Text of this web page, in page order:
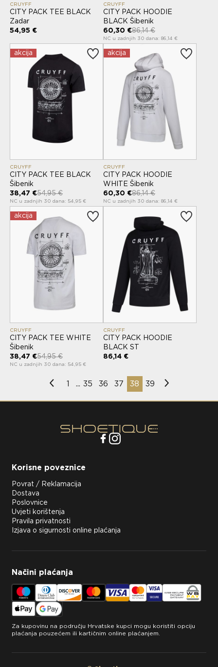
CRUYFF
CITY PACK TEE BLACK
Zadar
54,95 €
CRUYFF
CITY PACK HOODIE
BLACK Šibenik
60,30 €86,14 €
NC u zadnjih 30 dana: 86,14 €
akcija
CRUYFF
CITY PACK TEE BLACK
Šibenik
38,47 €54,95 €
NC u zadnjih 30 dana: 54,95 €
akcija
CRUYFF
CITY PACK HOODIE
WHITE Šibenik
60,30 €86,14 €
NC u zadnjih 30 dana: 86,14 €
akcija
CRUYFF
CITY PACK TEE WHITE
Šibenik
38,47 €54,95 €
NC u zadnjih 30 dana: 54,95 €
CRUYFF
CITY PACK HOODIE
BLACK ST
86,14 €
1 ... 35 36 37 38 39
Korisne poveznice
Povrat / Reklamacija
Dostava
Poslovnice
Uvjeti korištenja
Pravila privatnosti
Izjava o sigurnosti online plaćanja
Načini plaćanja
Za kupovinu na području Hrvatske kupci mogu koristiti opciju
plaćanja pouzećem ili kartičnim online plaćanjem.